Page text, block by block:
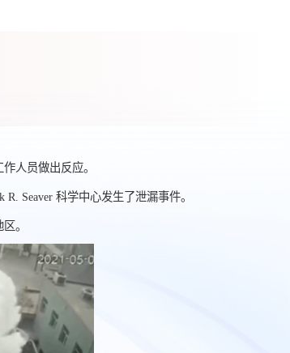
人员做出反应。
Seaver 科学中心发生了泄漏事件。
。